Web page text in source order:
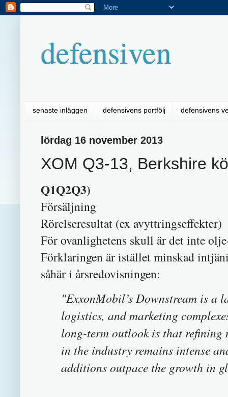
defensiven
senaste inläggen defensivens portfölj defensivens
lördag 16 november 2013
XOM Q3-13, Berkshire
Q1Q2Q3)
Försäljning
Rörelseresultat (ex
För ovanlighetens skull är det inte
Förklaringen är istället minskad
såhär i årsredovisningen:
"ExxonMobil’s Downstream is a
logistics, and marketing
long-term outlook is that refining
in the industry remains intense
additions outpace the growth in